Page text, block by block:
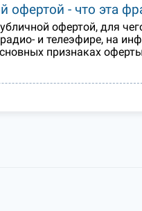
офертой - что эта
офертой, для
и телеэфире, на
признаках